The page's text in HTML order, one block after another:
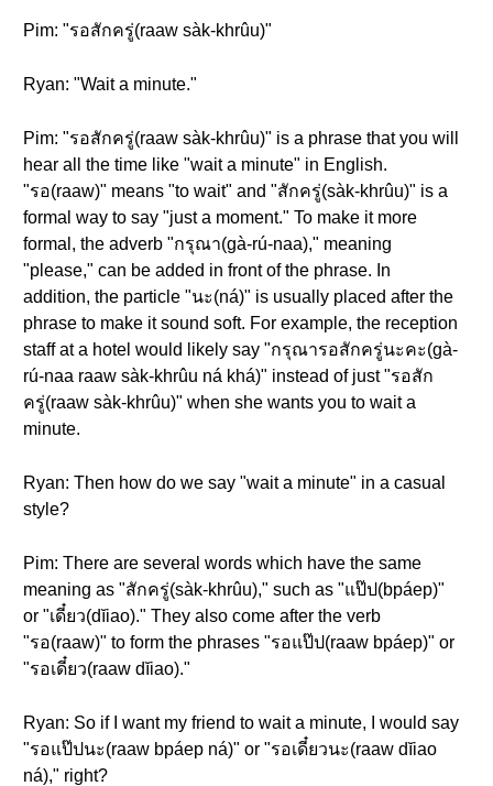
Pim: "รอสักครู่(raaw sàk-khrûu)"
Ryan: "Wait a minute."
Pim: "รอสักครู่(raaw sàk-khrûu)" is a phrase that you will
hear all the time like "wait a minute" in English.
"รอ(raaw)" means "to wait" and "สักครู่(sàk-khrûu)" is a
formal way to say "just a moment." To make it more
formal, the adverb "กรุณา(gà-rú-naa)," meaning
"please," can be added in front of the phrase. In
addition, the particle "นะ(ná)" is usually placed after the
phrase to make it sound soft. For example, the reception
staff at a hotel would likely say "กรุณารอสักครู่นะคะ(gà-
rú-naa raaw sàk-khrûu ná khá)" instead of just "รอสัก
ครู่(raaw sàk-khrûu)" when she wants you to wait a
minute.
Ryan: Then how do we say "wait a minute" in a casual
style?
Pim: There are several words which have the same
meaning as "สักครู่(sàk-khrûu)," such as "แป๊ป(bpáep)"
or "เดี๋ยว(dĭiao)." They also come after the verb
"รอ(raaw)" to form the phrases "รอแป๊ป(raaw bpáep)" or
"รอเดี๋ยว(raaw dĭiao)."
Ryan: So if I want my friend to wait a minute, I would say
"รอแป๊ปนะ(raaw bpáep ná)" or "รอเดี๋ยวนะ(raaw dĭiao
ná)," right?